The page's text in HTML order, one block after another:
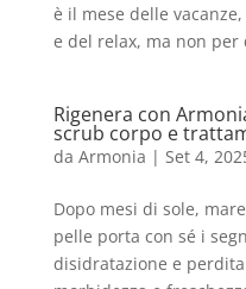
è il mese delle
e del relax, ma non
Rigenera con
scrub corpo e
da Armonia | Set 4,
Dopo mesi di sole,
pelle porta con sé i
disidratazione e